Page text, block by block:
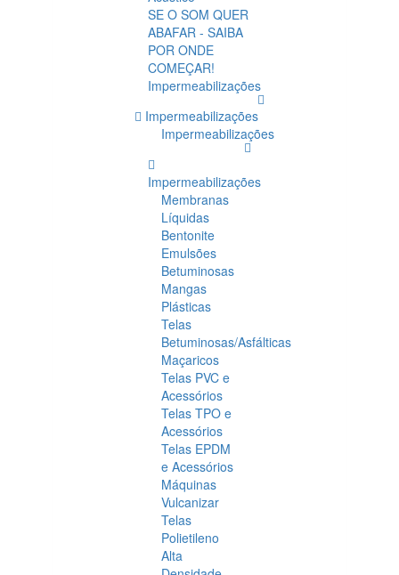
SE O SOM QUER
ABAFAR - SAIBA
POR ONDE
COMEÇAR!
Impermeabilizações
Impermeabilizações
Impermeabilizações
Impermeabilizações
Membranas
Líquidas
Bentonite
Emulsões
Betuminosas
Mangas
Plásticas
Telas
Betuminosas/Asfálticas
Maçaricos
Telas PVC e
Acessórios
Telas TPO e
Acessórios
Telas EPDM
e Acessórios
Máquinas
Vulcanizar
Telas
Polietileno
Alta